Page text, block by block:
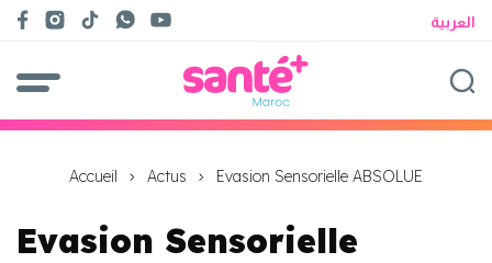
العربية
Accueil Actus Evasion Sensorielle ABSOLUE
Evasion Sensorielle